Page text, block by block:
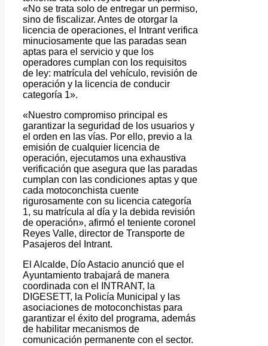
«No se trata solo de entregar un permiso,
sino de fiscalizar. Antes de otorgar la
licencia de operaciones, el Intrant verifica
minuciosamente que las paradas sean
aptas para el servicio y que los
operadores cumplan con los requisitos
de ley: matrícula del vehículo, revisión de
operación y la licencia de conducir
categoría 1».
«Nuestro compromiso principal es
garantizar la seguridad de los usuarios y
el orden en las vías. Por ello, previo a la
emisión de cualquier licencia de
operación, ejecutamos una exhaustiva
verificación que asegura que las paradas
cumplan con las condiciones aptas y que
cada motoconchista cuente
rigurosamente con su licencia categoría
1, su matrícula al día y la debida revisión
de operación», afirmó el teniente coronel
Reyes Valle, director de Transporte de
Pasajeros del Intrant.
El Alcalde, Dío Astacio anunció que el
Ayuntamiento trabajará de manera
coordinada con el INTRANT, la
DIGESETT, la Policía Municipal y las
asociaciones de motoconchistas para
garantizar el éxito del programa, además
de habilitar mecanismos de
comunicación permanente con el sector.